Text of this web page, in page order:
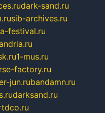
dark-sand.ru
sib-archives.ru
festival.ru
1-mus.ru
factory.ru
jun.rubandamn.ru
darksand.ru